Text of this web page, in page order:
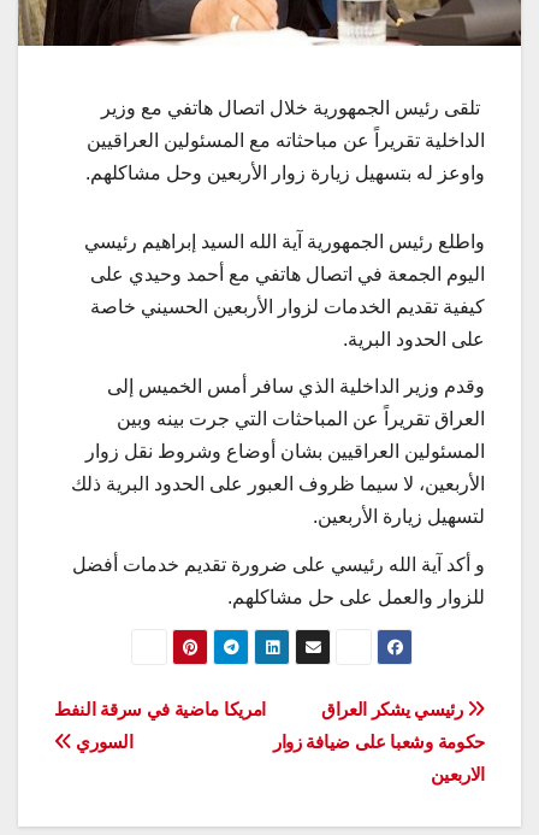
تلقى رئيس الجمهورية خلال اتصال هاتفي مع وزير
الداخلية تقريراً عن مباحثاته مع المسئولين العراقيين
واوعز له بتسهيل زيارة زوار الأربعين وحل مشاكلهم.
واطلع رئيس الجمهورية آية الله السيد إبراهيم رئيسي
اليوم الجمعة في اتصال هاتفي مع أحمد وحيدي على
كيفية تقديم الخدمات لزوار الأربعين الحسيني خاصة
على الحدود البرية.
وقدم وزير الداخلية الذي سافر أمس الخميس إلى
العراق تقريراً عن المباحثات التي جرت بينه وبين
المسئولين العراقيين بشان أوضاع وشروط نقل زوار
الأربعين، لا سيما ظروف العبور على الحدود البرية ذلك
لتسهيل زيارة الأربعين.
و أكد آية الله رئيسي على ضرورة تقديم خدمات أفضل
للزوار والعمل على حل مشاكلهم.
تصفّح
المقالات
امريكا ماضية في سرقة النفط
السوري
رئيسي يشكر العراق
حكومة وشعبا على ضيافة زوار
الاربعين